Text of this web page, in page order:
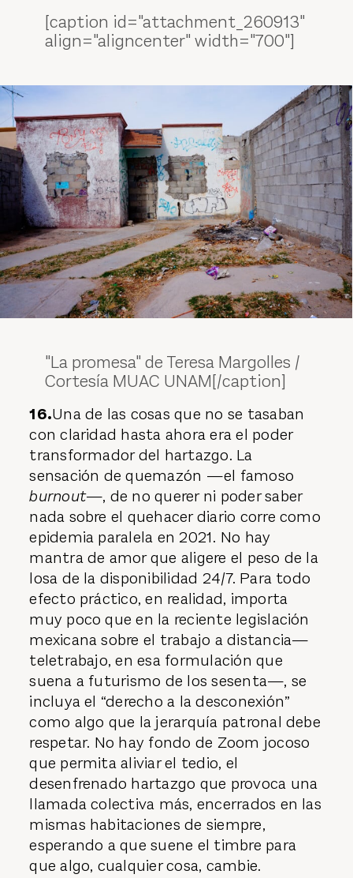
[caption id="attachment_260913"
align="aligncenter" width="700"]
"La promesa" de Teresa Margolles /
Cortesía MUAC UNAM[/caption]
16.Una de las cosas que no se tasaban
con claridad hasta ahora era el poder
transformador del hartazgo. La
sensación de quemazón —el famoso
burnout—, de no querer ni poder saber
nada sobre el quehacer diario corre como
epidemia paralela en 2021. No hay
mantra de amor que aligere el peso de la
losa de la disponibilidad 24/7. Para todo
efecto práctico, en realidad, importa
muy poco que en la reciente legislación
mexicana sobre el trabajo a distancia—
teletrabajo, en esa formulación que
suena a futurismo de los sesenta—, se
incluya el “derecho a la desconexión”
como algo que la jerarquía patronal debe
respetar. No hay fondo de Zoom jocoso
que permita aliviar el tedio, el
desenfrenado hartazgo que provoca una
llamada colectiva más, encerrados en las
mismas habitaciones de siempre,
esperando a que suene el timbre para
que algo, cualquier cosa, cambie.